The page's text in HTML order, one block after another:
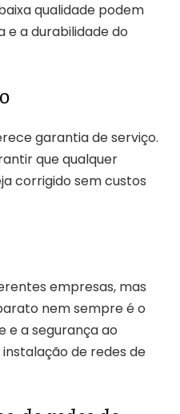
qualidade podem
a durabilidade do
garantia de serviço.
que qualquer
corrigido sem custos
empresas, mas
nem sempre é o
e a segurança ao
de redes de